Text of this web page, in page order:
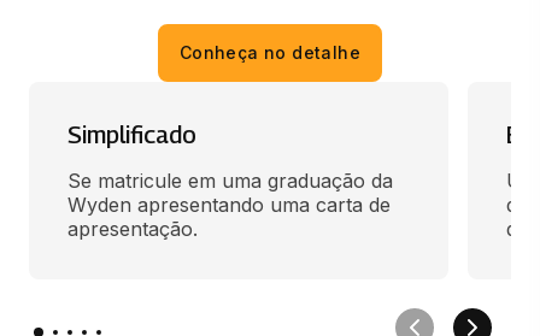
66 horas
ATIV. E REC. TERAPEUTICOS EM TERAPIA
OCUPACIONAL
ESTAGIO SUPERVISIONADO EM TERAPIA
Conheça no detalhe
Simplificado
Se matricule em uma graduação da
Wyden apresentando uma carta de
apresentação.